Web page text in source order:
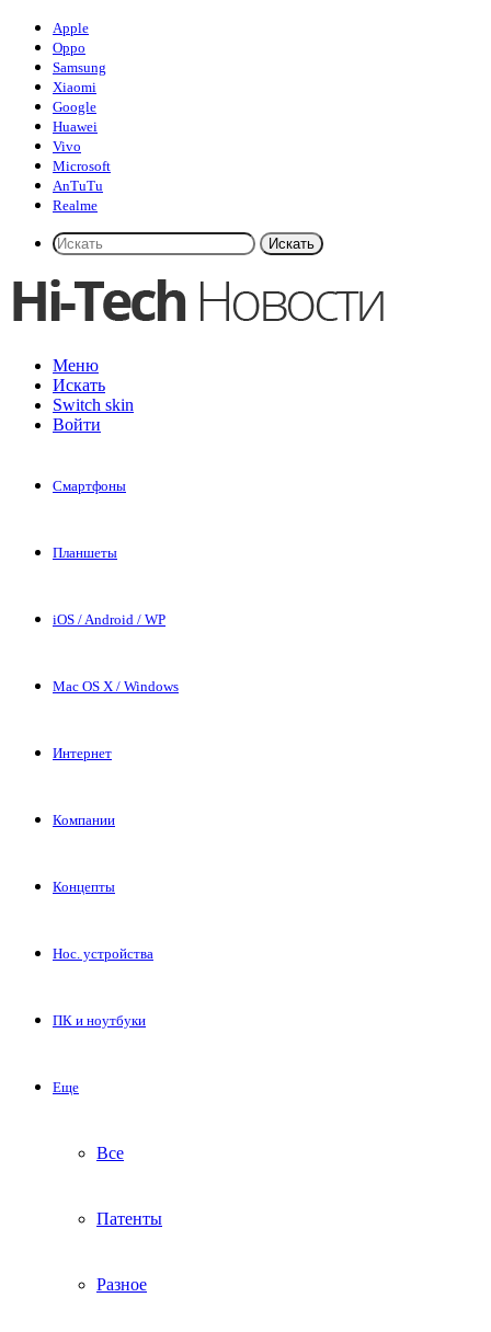
Apple
Oppo
Samsung
Xiaomi
Google
Huawei
Vivo
Microsoft
AnTuTu
Realme
Искать
Меню
Искать
Switch skin
Войти
Смартфоны
Планшеты
iOS / Android / WP
Mac OS X / Windows
Интернет
Компании
Концепты
Нос. устройства
ПК и ноутбуки
Еще
Все
Патенты
Разное